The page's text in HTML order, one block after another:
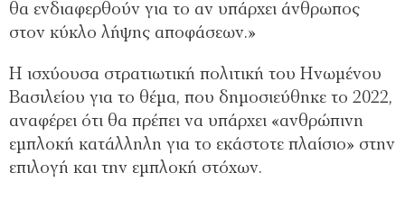
θα ενδιαφερθούν για το αν υπάρχει άνθρωπος
στον κύκλο λήψης αποφάσεων.»
Η ισχύουσα στρατιωτική πολιτική του Ηνωμένου
Βασιλείου για το θέμα, που δημοσιεύθηκε το 2022,
αναφέρει ότι θα πρέπει να υπάρχει «ανθρώπινη
εμπλοκή κατάλληλη για το εκάστοτε πλαίσιο» στην
επιλογή και την εμπλοκή στόχων.